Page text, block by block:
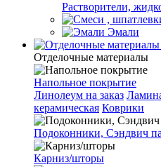
Растворители,
Эмали
Отделочные материалы
Напольное покрытие
Линолеум на заказ
керамическая Коврики
Подоконники, Сэндвич
Карниз/шторы